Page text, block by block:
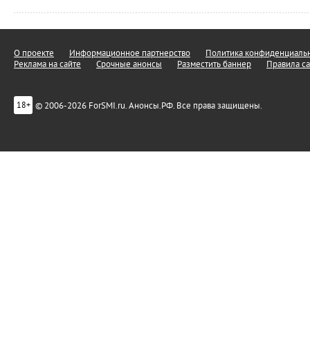
О проекте Информационное партнерство
Политика
Реклама на сайте
Срочные анонсы Разместить баннер Правила
18+ © 2006-2026 ForSMI.ru. Анонсы.РФ. Все права защищены.